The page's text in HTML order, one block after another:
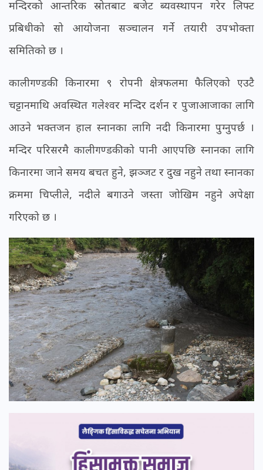
मन्दिरको आन्तरिक स्रोतबाट बजेट ब्यवस्थापन गरेर लिफ्ट
प्रबिधीको सो आयोजना सञ्चालन गर्ने तयारी उपभोक्ता
समितिको छ ।
कालीगण्डकी किनारमा ९ रोपनी क्षेत्रफलमा फैलिएको एउटै
चट्टानमाथि अवस्थित गलेश्वर मन्दिर दर्शन र पुजाआजाका लागि
आउने भक्तजन हाल स्नानका लागि नदी किनारमा पुग्नुपर्छ ।
मन्दिर परिसरमै कालीगण्डकीको पानी आएपछि स्नानका लागि
किनारमा जाने समय बचत हुने, झञ्जट र दुख नहुने तथा स्नानका
क्रममा चिप्लीले, नदीले बगाउने जस्ता जोखिम नहुने अपेक्षा
गरिएको छ ।